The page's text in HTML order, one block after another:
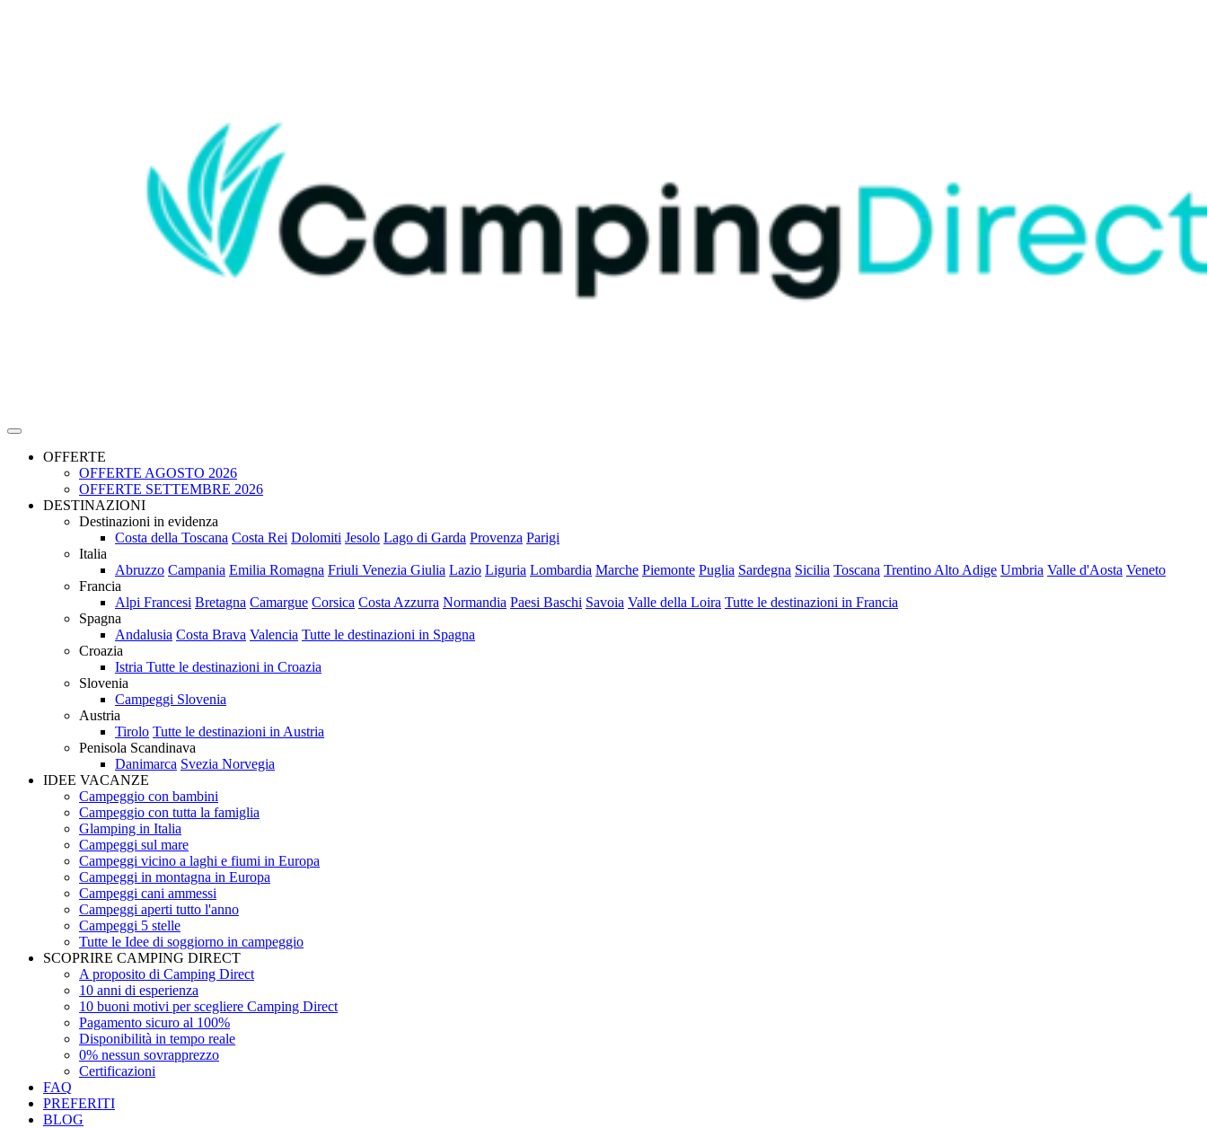
OFFERTE
OFFERTE AGOSTO 2026
OFFERTE SETTEMBRE 2026
DESTINAZIONI
Destinazioni in evidenza
Costa della Toscana Costa Rei Dolomiti Jesolo Lago di Garda Provenza Parigi
Italia
Abruzzo Campania Emilia Romagna Friuli Venezia Giulia Lazio Liguria Lombardia Marche Piemonte Puglia Sardegna Sicilia Toscana Trentino Alto Adige Umbria Valle d'Aosta Veneto
Francia
Alpi Francesi Bretagna Camargue Corsica Costa Azzurra Normandia Paesi Baschi Savoia Valle della Loira Tutte le destinazioni in Francia
Spagna
Andalusia Costa Brava Valencia Tutte le destinazioni in Spagna
Croazia
Istria Tutte le destinazioni in Croazia
Slovenia
Campeggi Slovenia
Austria
Tirolo Tutte le destinazioni in Austria
Penisola Scandinava
Danimarca Svezia Norvegia
IDEE VACANZE
Campeggio con bambini
Campeggio con tutta la famiglia
Glamping in Italia
Campeggi sul mare
Campeggi vicino a laghi e fiumi in Europa
Campeggi in montagna in Europa
Campeggi cani ammessi
Campeggi aperti tutto l'anno
Campeggi 5 stelle
Tutte le Idee di soggiorno in campeggio
SCOPRIRE CAMPING DIRECT
A proposito di Camping Direct
10 anni di esperienza
10 buoni motivi per scegliere Camping Direct
Pagamento sicuro al 100%
Disponibilità in tempo reale
0% nessun sovrapprezzo
Certificazioni
FAQ
PREFERITI
BLOG